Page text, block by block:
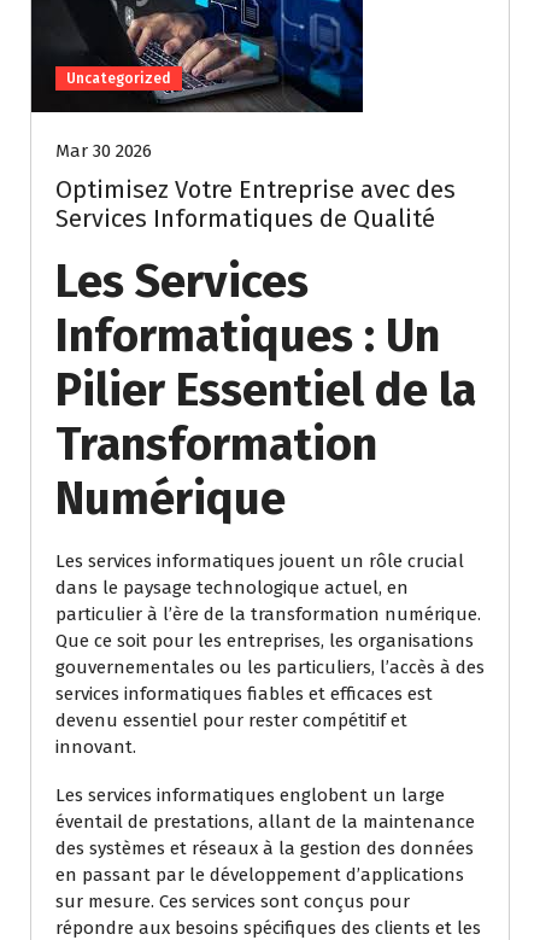
Uncategorized
Mar 30 2026
Optimisez Votre Entreprise avec des
Services Informatiques de Qualité
Les Services
Informatiques : Un
Pilier Essentiel de la
Transformation
Numérique
Les services informatiques jouent un rôle crucial
dans le paysage technologique actuel, en
particulier à l’ère de la transformation numérique.
Que ce soit pour les entreprises, les organisations
gouvernementales ou les particuliers, l’accès à des
services informatiques fiables et efficaces est
devenu essentiel pour rester compétitif et
innovant.
Les services informatiques englobent un large
éventail de prestations, allant de la maintenance
des systèmes et réseaux à la gestion des données
en passant par le développement d’applications
sur mesure. Ces services sont conçus pour
répondre aux besoins spécifiques des clients et les